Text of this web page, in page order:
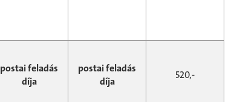
postai feladás
díja
postai feladás
díja
520,-